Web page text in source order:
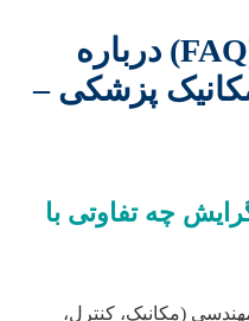
پرسش‌های متداول (FAQ) درباره
پزشکی –
چه تفاوتی با
(مکانیک، کنترل،